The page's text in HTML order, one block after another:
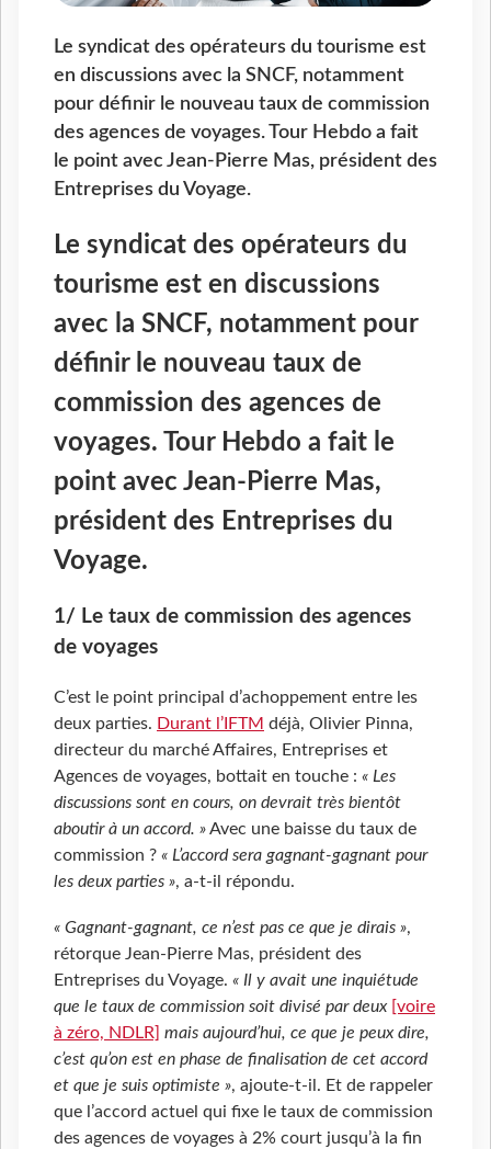
Le syndicat des opérateurs du tourisme est
en discussions avec la SNCF, notamment
pour définir le nouveau taux de commission
des agences de voyages. Tour Hebdo a fait
le point avec Jean-Pierre Mas, président des
Entreprises du Voyage.
Le syndicat des opérateurs du
tourisme est en discussions
avec la SNCF, notamment pour
définir le nouveau taux de
commission des agences de
voyages. Tour Hebdo a fait le
point avec Jean-Pierre Mas,
président des Entreprises du
Voyage.
1/ Le taux de commission des agences
de voyages
C’est le point principal d’achoppement entre les
deux parties. Durant l’IFTM déjà, Olivier Pinna,
directeur du marché Affaires, Entreprises et
Agences de voyages, bottait en touche : « Les
discussions sont en cours, on devrait très bientôt
aboutir à un accord. »Avec une baisse du taux de
commission ? « L’accord sera gagnant-gagnant pour
les deux parties », a-t-il répondu.
« Gagnant-gagnant, ce n’est pas ce que je dirais »,
rétorque Jean-Pierre Mas, président des
Entreprises du Voyage. « Il y avait une inquiétude
que le taux de commission soit divisé par deux [voire
à zéro, NDLR] mais aujourd’hui, ce que je peux dire,
c’est qu’on est en phase de finalisation de cet accord
et que je suis optimiste », ajoute-t-il. Et de rappeler
que l’accord actuel qui fixe le taux de commission
des agences de voyages à 2% court jusqu’à la fin